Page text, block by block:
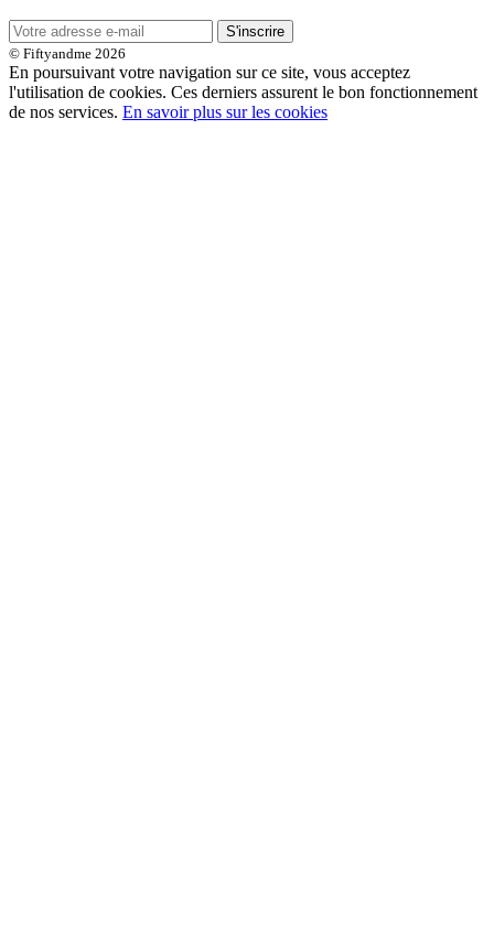
S'inscrire
© Fiftyandme 2026
En poursuivant votre navigation sur ce site, vous acceptez
l'utilisation de cookies. Ces derniers assurent le bon fonctionnement
de nos services. En savoir plus sur les cookies